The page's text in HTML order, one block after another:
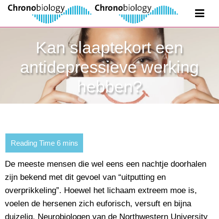
Kan slaaptekort een
antidepressieve werking
hebben?
De meeste mensen die wel eens een nachtje doorhalen
zijn bekend met dit gevoel van “uitputting en
overprikkeling”. Hoewel het lichaam extreem moe is,
voelen de hersenen zich euforisch, versuft en bijna
duizelig. Neurobiologen van de Northwestern University